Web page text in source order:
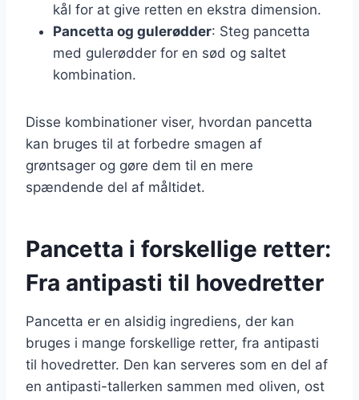
kål for at give retten en ekstra dimension.
Pancetta og gulerødder: Steg pancetta
med gulerødder for en sød og saltet
kombination.
Disse kombinationer viser, hvordan pancetta
kan bruges til at forbedre smagen af
grøntsager og gøre dem til en mere
spændende del af måltidet.
Pancetta i forskellige retter:
Fra antipasti til hovedretter
Pancetta er en alsidig ingrediens, der kan
bruges i mange forskellige retter, fra antipasti
til hovedretter. Den kan serveres som en del af
en antipasti-tallerken sammen med oliven, ost